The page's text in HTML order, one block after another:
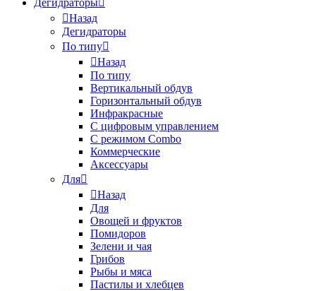
Дегидраторы
Назад
Дегидраторы
По типу
Назад
По типу
Вертикальный обдув
Горизонтальный обдув
Инфракрасные
С цифровым управлением
С режимом Combo
Коммерческие
Аксессуары
Для
Назад
Для
Овощей и фруктов
Помидоров
Зелени и чая
Грибов
Рыбы и мяса
Пастилы и хлебцев